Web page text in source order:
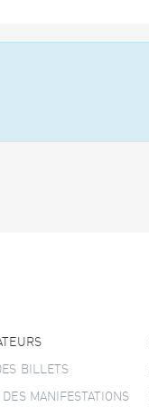
BILLETS
DES MANIFESTATIONS